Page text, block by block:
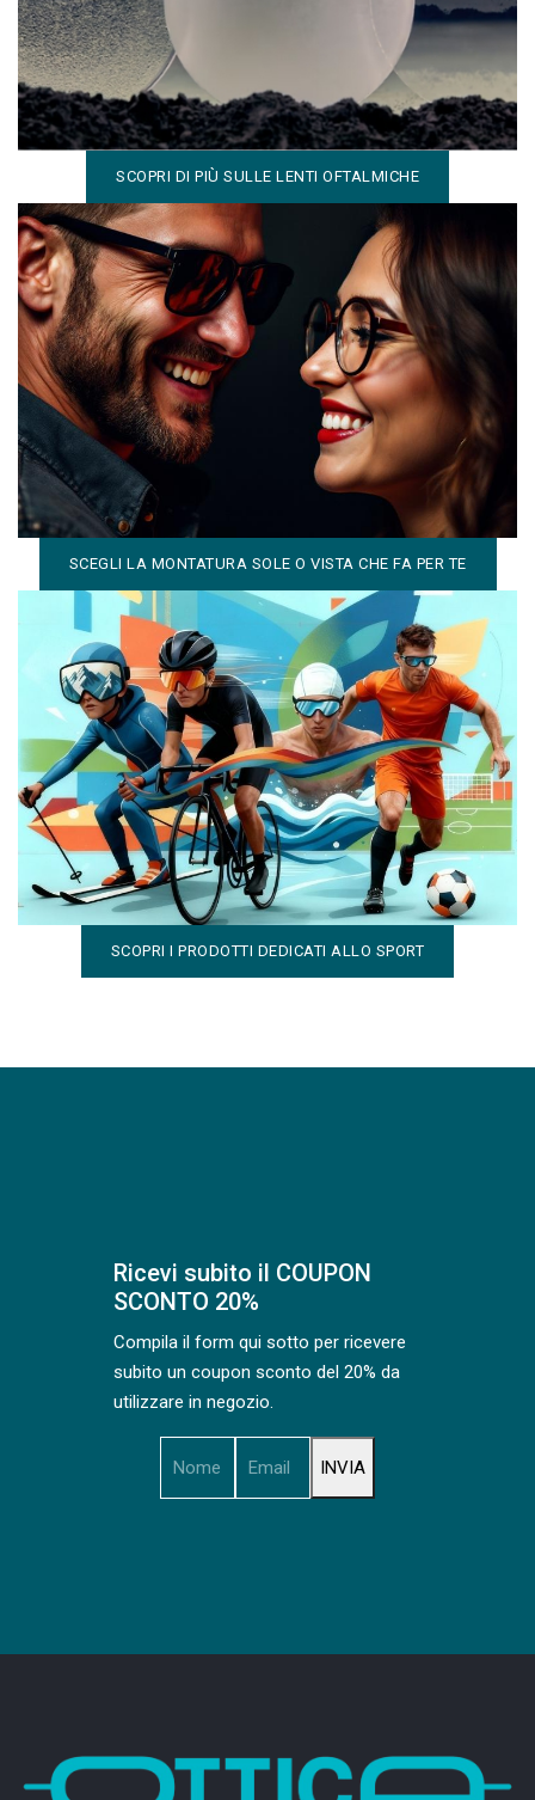
dedicate allo stile di vita: precisione e comfort su misura
SCOPRI DI PIÙ SULLE LENTI OFTALMICHE
Montature per ogni stile e ogni età
Una vasta selezione di occhiali da sole e da vista dei
migliori brand, per tutta la famiglia e per ogni personalità.
SCEGLI LA MONTATURA SOLE O VISTA CHE FA PER TE
Occhiali e lenti pensati per lo sport
Soluzioni dedicate a ogni sportivo, con occhiali e lenti
progettati per garantire performance, sicurezza e
comfort..
SCOPRI I PRODOTTI DEDICATI ALLO SPORT
Ricevi subito il COUPON
SCONTO 20%
Compila il form qui sotto per ricevere
subito un coupon sconto del 20% da
utilizzare in negozio.
INVIA